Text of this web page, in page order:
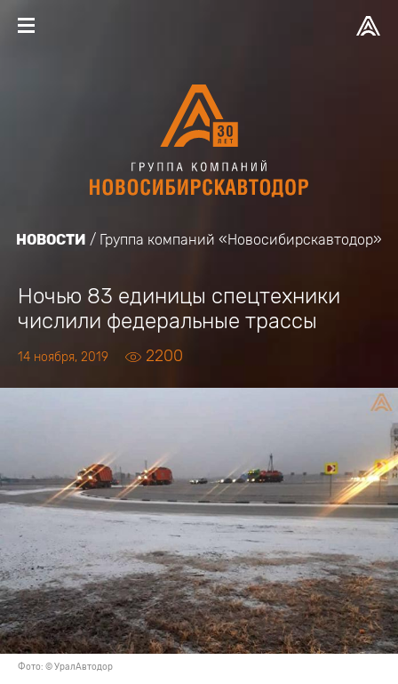
НОВОСТИ Группа компаний «Новосибирскавтодор»
Ночью 83 единицы спецтехники
числили федеральные трассы
14 ноября, 2019 2200
Фото: © УралАвтодор